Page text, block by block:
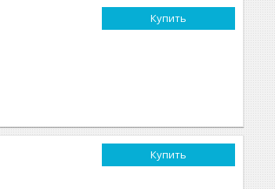
Купить
Купить